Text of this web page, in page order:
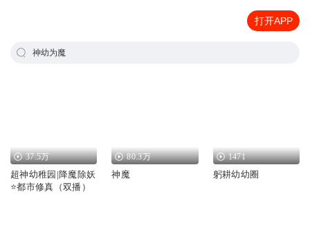
打开APP
神幼为魔
37.5万
超神幼稚园|降魔除妖
⭐️都市修真（双播）
80.3万
神魔
1471
躬耕幼幼圈